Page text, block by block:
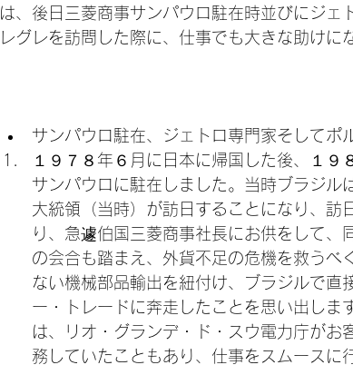
は、後日三菱商事サンパウロ駐在時並びにジ
レグレを訪問した際に、仕事でも大きな助けに
サンパウロ駐在、ジェトロ専門家そしてポ
１９７８年６月に日本に帰国した後、１
サンパウロに駐在しました。当時ブラジル
大統領（当時）が訪日することになり、訪
り、急遽伯国三菱商事社長にお供をして
の会合も踏まえ、外貨不足の危機を救うべ
ない機械部品輸出を紐付け、ブラジルで直
ー・トレードに奔走したことを思い出しま
は、リオ・グランデ・ド・スウ電力庁が
務していたこともあり、仕事をスムースに